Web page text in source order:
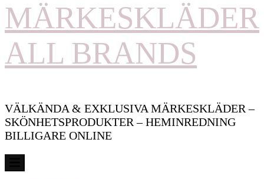
MÄRKESKLÄDER
ALL BRANDS
VÄLKÄNDA & EXKLUSIVA MÄRKESKLÄDER –
SKÖNHETSPRODUKTER – HEMINREDNING
BILLIGARE ONLINE